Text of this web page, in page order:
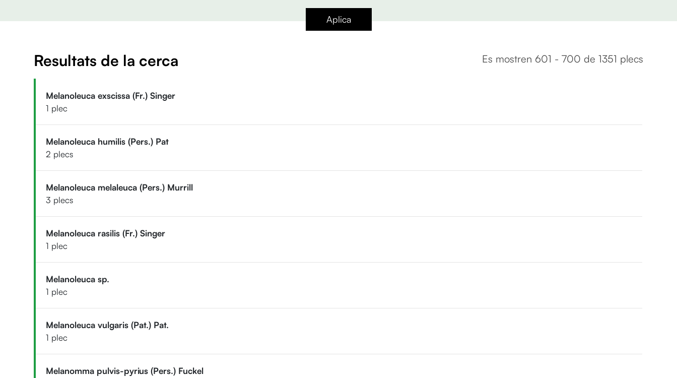
Es mostren 601 - 700 de 1351 plecs
Resultats de la cerca
Aplica
Melanoleuca exscissa (Fr.) Singer
1 plec
Melanoleuca humilis (Pers.) Pat
2 plecs
Melanoleuca melaleuca (Pers.) Murrill
3 plecs
Melanoleuca rasilis (Fr.) Singer
1 plec
Melanoleuca sp.
1 plec
Melanoleuca vulgaris (Pat.) Pat.
1 plec
Melanomma pulvis-pyrius (Pers.) Fuckel